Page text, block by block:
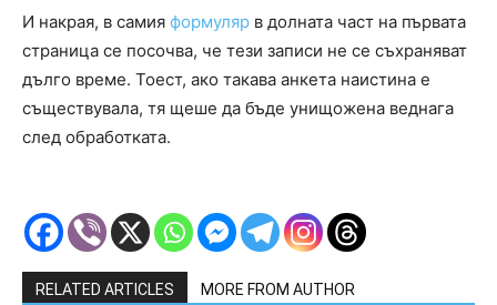
И накрая, в самия формуляр в долната част на първата
страница се посочва, че тези записи не се съхраняват
дълго време. Тоест, ако такава анкета наистина е
съществувала, тя щеше да бъде унищожена веднага
след обработката.
RELATED ARTICLES MORE FROM AUTHOR